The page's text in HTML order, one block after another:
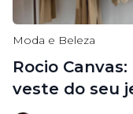
Moda e Beleza
Rocio
veste do seu